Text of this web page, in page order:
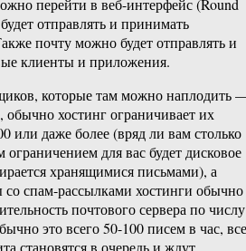
перейти в веб-интерфейс (Round
отправлять и принимать
почту можно будет отправлять и
клиенты и приложения.
которые там можно наплодить
обычно хостинг ограничивает их
или даже более (вряд ли вам столько
для вас будет дисковое
хранящимися письмами), а
со спам-рассылками хостинги обычно
почтового сервера по числу
это всего 50-100 писем в час, все